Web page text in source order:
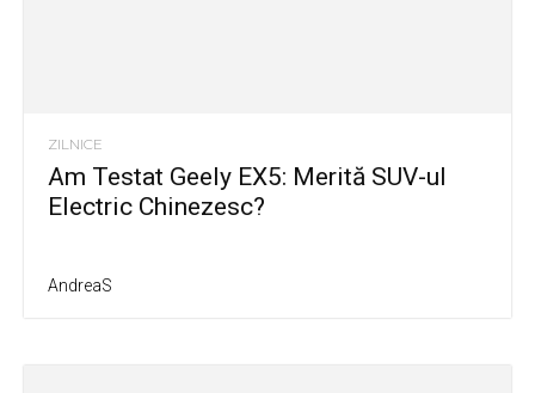
ZILNICE
Am Testat Geely EX5: Merită SUV-ul
Electric Chinezesc?
AndreaS